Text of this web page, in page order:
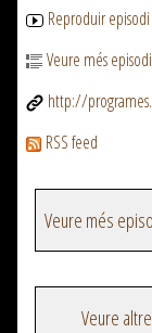
Reproduir episodi
Veure més
http://
RSS feed
Veure